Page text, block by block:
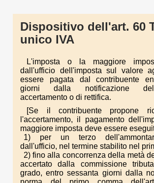
Dispositivo dell'art. 60
unico IVA
L'imposta o la maggiore
dall'ufficio dell'imposta sul valore
essere pagata dal contribuente
giorni dalla notificazione
accertamento o di rettifica.
[Se il contribuente propone
l'accertamento, il pagamento
maggiore imposta deve essere
1) per un terzo
dall'ufficio, nel termine stabilito nel
2) fino alla concorrenza della metà
accertato dalla commissione
grado, entro sessanta giorni dalla